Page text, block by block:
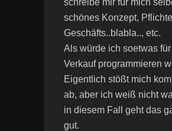
schreibe mir für mich
schönes Konzept,
Geschäfts..blabla.., etc.
Als würde ich soetwas
Verkauf programmieren
Eigentlich stößt mich
ab, aber ich weiß nicht
in diesem Fall geht das
gut.